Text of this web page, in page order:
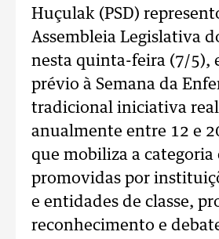
Huçulak (PSD)
Assembleia Legislativa
nesta quinta-feira (7/5),
prévio à Semana da
tradicional iniciativa
anualmente entre 12 e
que mobiliza a categoria
promovidas por
e entidades de classe,
reconhecimento e